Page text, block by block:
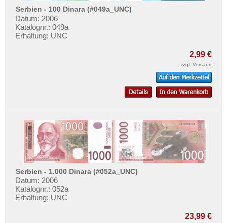
Serbien - 100 Dinara (#049a_UNC)
Datum: 2006
Katalognr.: 049a
Erhaltung: UNC
2,99 €
zzgl. Versand
Serbien - 1.000 Dinara (#052a_UNC)
Datum: 2006
Katalognr.: 052a
Erhaltung: UNC
23,99 €